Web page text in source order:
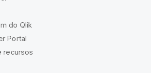
do Qlik
Portal
recursos